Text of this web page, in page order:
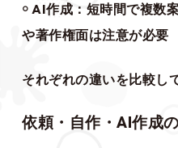
￮ AI作成：短時間で複数
や著作権面は注意が必要
それぞれの違いを比較し
依頼・自作・AI作成